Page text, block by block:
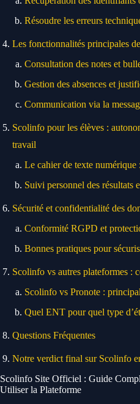
Résoudre les erreurs
Les fonctionnalités principales
Consultation des notes et
Gestion des absences et
Communication via la
Scolinfo pour les élèves :
travail
Le cahier de texte
Suivi personnel des résultats
Sécurité et confidentialité des
Conformité RGPD et
Bonnes pratiques pour
Scolinfo vs autres plateformes :
Scolinfo vs Pronote :
Quel ENT pour quel type
Questions Fréquentes
Notre verdict final sur Scolinfo
Scolinfo Site Officiel : Guide
Utiliser la Plateforme